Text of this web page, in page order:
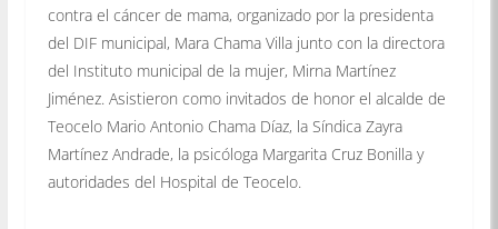
contra el cáncer de mama, organizado por la presidenta
del DIF municipal, Mara Chama Villa junto con la directora
del Instituto municipal de la mujer, Mirna Martínez
Jiménez. Asistieron como invitados de honor el alcalde de
Teocelo Mario Antonio Chama Díaz, la Síndica Zayra
Martínez Andrade, la psicóloga Margarita Cruz Bonilla y
autoridades del Hospital de Teocelo.